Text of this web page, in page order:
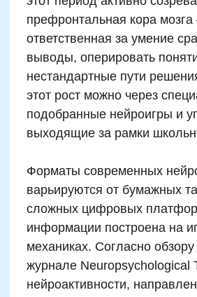
Решай цепочки уравнений с
переменными
числами
Ищи лишние или дублирующие
цифры
числовые последовательности
Развиваем интеллект
ребенка через цифровые
головоломки и
математические задачки